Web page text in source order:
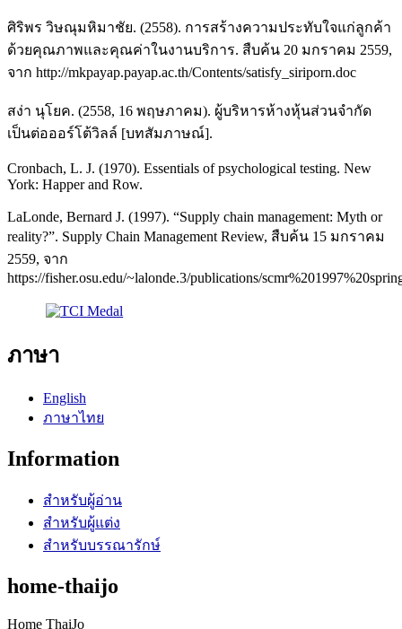
ศิริพร วิษณุมหิมาชัย. (2558). การสร้างความประทับใจแก่ลูกค้า
ด้วยคุณภาพและคุณค่าในงานบริการ. สืบค้น 20 มกราคม 2559,
จาก http://mkpayap.payap.ac.th/Contents/satisfy_siriporn.doc
สง่า นุโยค. (2558, 16 พฤษภาคม). ผู้บริหารห้างหุ้นส่วนจำกัด
เป็นต่อออร์โต้วิลล์ [บทสัมภาษณ์].
Cronbach, L. J. (1970). Essentials of psychological testing. New
York: Happer and Row.
LaLonde, Bernard J. (1997). “Supply chain management: Myth or
reality?”. Supply Chain Management Review, สืบค้น 15 มกราคม
2559, จาก
https://fisher.osu.edu/~lalonde.3/publications/
ภาษา
English
ภาษาไทย
Information
สำหรับผู้อ่าน
สำหรับผู้แต่ง
สำหรับบรรณารักษ์
home-thaijo
Home ThaiJo